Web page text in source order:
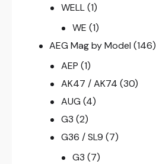
WELL (1)
WE (1)
AEG Mag by Model (146)
AEP (1)
AK47 / AK74 (30)
AUG (4)
G3 (2)
G36 / SL9 (7)
G3 (7)